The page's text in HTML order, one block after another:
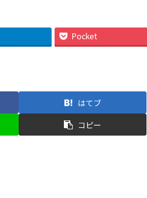
Pocket
はてブ
コピー